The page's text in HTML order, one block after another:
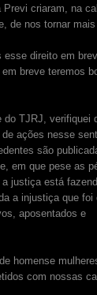
criaram, na
de nos tornar
esse direito em
breve teremos
do TJRJ, verifiquei
ações nesse
são
em que pese as
justiça está
a injustiça que foi
aposentados e
homense
com nossas